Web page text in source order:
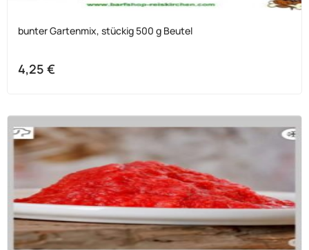
bunter Gartenmix, stückig 500 g Beutel
4,25 €